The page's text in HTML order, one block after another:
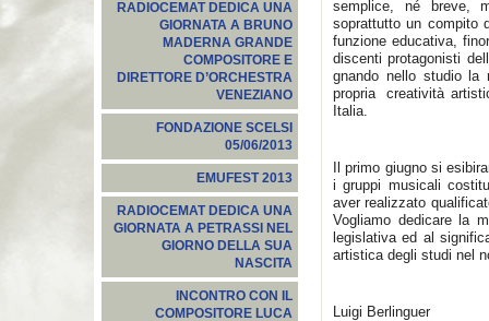
RADIOCEMAT DEDICA UNA
GIORNATA A BRUNO
MADERNA GRANDE
COMPOSITORE E
DIRETTORE D’ORCHESTRA
VENEZIANO
FONDAZIONE SCELSI
05/06/2013
EMUFEST 2013
RADIOCEMAT DEDICA UNA
GIORNATA A PETRASSI NEL
GIORNO DELLA SUA
NASCITA
INCONTRO CON IL
COMPOSITORE LUCA
semplice, né breve,
soprattutto un compito
funzione educativa,
discenti protagonisti
gnando nello studio
propria creatività
Italia.
Il primo giugno si
i gruppi musicali
aver realizzato
Vogliamo dedicare la
legislativa ed al
artistica degli studi nel
Luigi Berlinguer